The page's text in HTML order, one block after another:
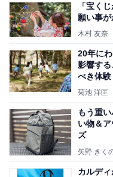
「宝く
願い事
木村 友奈
20年に
影響す
べき体験
菊池 洋匡
もう重
い物＆
ズ
矢野 きく
カルデ